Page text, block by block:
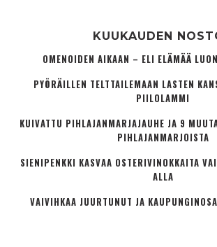
KUUKAUDEN
OMENOIDEN AIKAAN – ELI ELÄMÄÄ
PYÖRÄILLEN TELTTAILEMAAN LASTEN
PIILOLAMMI
KUIVATTU PIHLAJANMARJAJAUHE JA 9
PIHLAJANMARJOISTA
SIENIPENKKI KASVAA OSTERIVINOKKAITA
ALLA
VAIVIHKAA JUURTUNUT JA